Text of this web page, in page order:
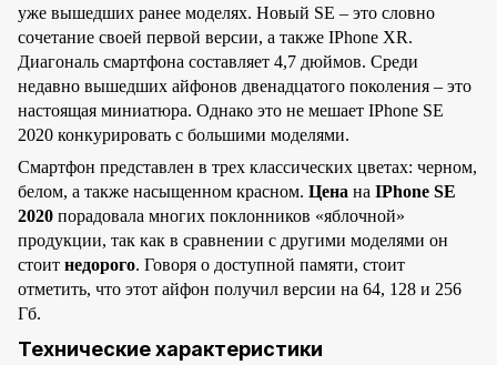
уже вышедших ранее моделях. Новый SE – это словно
сочетание своей первой версии, а также IPhone XR.
Диагональ смартфона составляет 4,7 дюймов. Среди
недавно вышедших айфонов двенадцатого поколения – это
настоящая миниатюра. Однако это не мешает IPhone SE
2020 конкурировать с большими моделями.
Смартфон представлен в трех классических цветах: черном,
белом, а также насыщенном красном. Цена на IPhone SE
2020 порадовала многих поклонников «яблочной»
продукции, так как в сравнении с другими моделями он
стоит недорого. Говоря о доступной памяти, стоит
отметить, что этот айфон получил версии на 64, 128 и 256
Гб.
Технические характеристики